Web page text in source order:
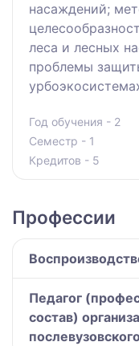
насаждений;
леса и лесных
проблемы
Год обучения - 2
Семестр - 1
Кредитов - 5
Профессии
Педагог
состав)